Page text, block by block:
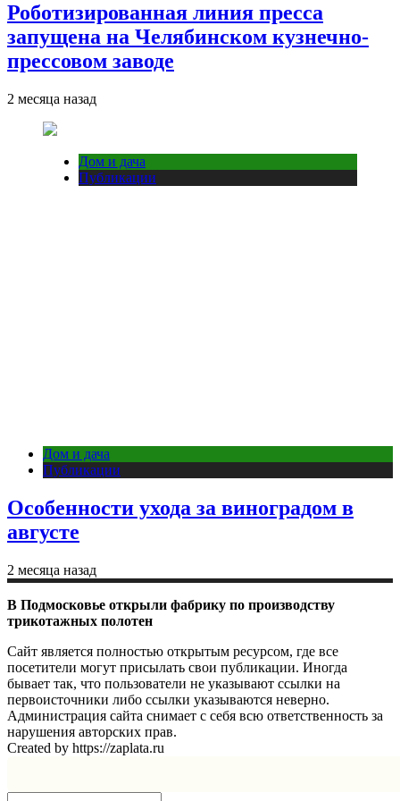
Роботизированная линия пресса
запущена на Челябинском кузнечно-
прессовом заводе
2 месяца назад
Дом и дача
Публикации
Дом и дача
Публикации
Особенности ухода за виноградом в
августе
2 месяца назад
В Подмосковье открыли фабрику по производству
трикотажных полотен
Сайт является полностью открытым ресурсом, где все
посетители могут присылать свои публикации. Иногда
бывает так, что пользователи не указывают ссылки на
первоисточники либо ссылки указываются неверно.
Администрация сайта снимает с себя всю ответственность за
нарушения авторских прав.
Created by https://zaplata.ru